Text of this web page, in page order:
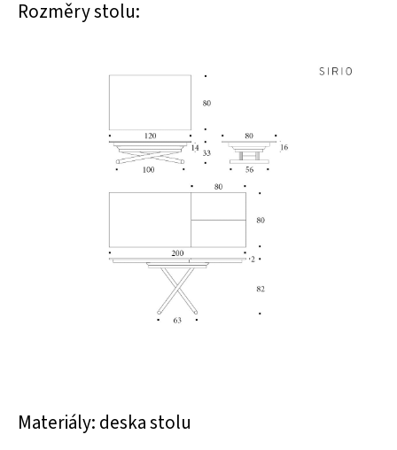
Rozměry stolu:
Materiály: deska stolu